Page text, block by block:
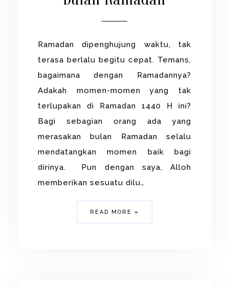
Ramadan dipenghujung waktu, tak
terasa berlalu begitu cepat. Temans,
bagaimana dengan Ramadannya?
Adakah momen-momen yang tak
terlupakan di Ramadan 1440 H ini?
Bagi sebagian orang ada yang
merasakan bulan Ramadan selalu
mendatangkan momen baik bagi
dirinya. Pun dengan saya, Alloh
memberikan sesuatu dilu…
READ MORE »